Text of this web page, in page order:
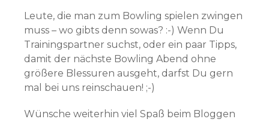
Leute, die man zum Bowling spielen zwingen
muss – wo gibts denn sowas? :-) Wenn Du
Trainingspartner suchst, oder ein paar Tipps,
damit der nächste Bowling Abend ohne
größere Blessuren ausgeht, darfst Du gern
mal bei uns reinschauen! ;-)
Wünsche weiterhin viel Spaß beim Bloggen